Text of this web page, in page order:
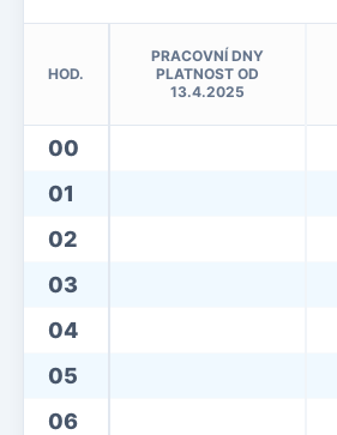
HOD.
PRACOVNÍ DNY
PLATNOST OD
13.4.2025
00
01
02
03
04
05
06